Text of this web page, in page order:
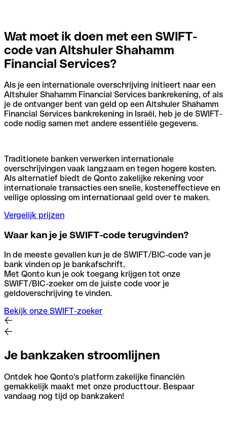
Wat moet ik doen met een SWIFT-
code van Altshuler Shahamm
Financial Services?
Als je een internationale overschrijving initieert naar een
Altshuler Shahamm Financial Services bankrekening, of als
je de ontvanger bent van geld op een Altshuler Shahamm
Financial Services bankrekening in Israël, heb je de SWIFT-
code nodig samen met andere essentiële gegevens.
Traditionele banken verwerken internationale
overschrijvingen vaak langzaam en tegen hogere kosten.
Als alternatief biedt de Qonto zakelijke rekening voor
internationale transacties een snelle, kosteneffectieve en
veilige oplossing om internationaal geld over te maken.
Vergelijk prijzen
Waar kan je je SWIFT-code terugvinden?
In de meeste gevallen kun je de SWIFT/BIC-code van je
bank vinden op je bankafschrift.
Met Qonto kun je ook toegang krijgen tot onze
SWIFT/BIC-zoeker om de juiste code voor je
geldoverschrijving te vinden.
Bekijk onze SWIFT-zoeker
Je bankzaken stroomlijnen
Ontdek hoe Qonto's platform zakelijke financiën
gemakkelijk maakt met onze producttour. Bespaar
vandaag nog tijd op bankzaken!